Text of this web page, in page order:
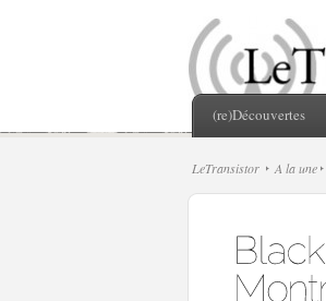
(re)Découvertes
LeTransistor A la une